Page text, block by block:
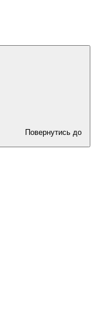
Повернутись до